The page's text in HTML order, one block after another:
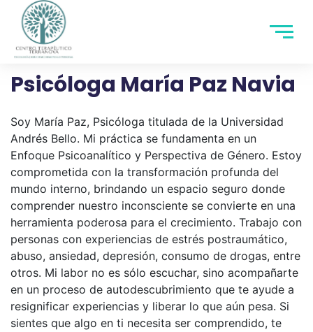
Psicóloga María Paz Navia
Soy María Paz, Psicóloga titulada de la Universidad
Andrés Bello. Mi práctica se fundamenta en un
Enfoque Psicoanalítico y Perspectiva de Género. Estoy
comprometida con la transformación profunda del
mundo interno, brindando un espacio seguro donde
comprender nuestro inconsciente se convierte en una
herramienta poderosa para el crecimiento. Trabajo con
personas con experiencias de estrés postraumático,
abuso, ansiedad, depresión, consumo de drogas, entre
otros. Mi labor no es sólo escuchar, sino acompañarte
en un proceso de autodescubrimiento que te ayude a
resignificar experiencias y liberar lo que aún pesa. Si
sientes que algo en ti necesita ser comprendido, te